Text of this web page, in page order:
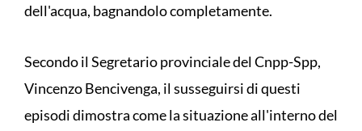
dell'acqua, bagnandolo completamente.
Secondo il Segretario provinciale del Cnpp-Spp,
Vincenzo Bencivenga, il susseguirsi di questi
episodi dimostra come la situazione all'interno del